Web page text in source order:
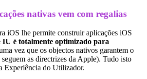
nativas vem com regalias
iOS lhe permite construir aplicações iOS
IU é totalmente optimizado para
vez que os objectos nativos garantem o
as directrizes da Apple). Tudo isto
Experiência do Utilizador.